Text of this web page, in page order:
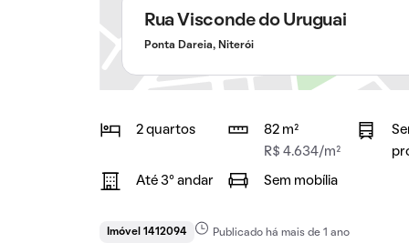
Rua Visconde do Uruguai
Ponta Dareia, Niterói
2 quartos
82 m²
R$ 4.634/m²
Até 3° andar Sem mobília
Imóvel 1412094 Publicado há mais de 1 ano